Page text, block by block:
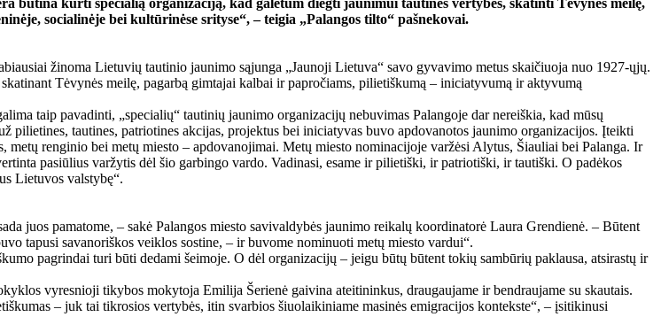
socialinėje bei kultūrinėse srityse“, – teigia „Palangos tilto“ pašnekovai.
žinoma Lietuvių tautinio jaunimo sąjunga „Jaunoji Lietuva“ savo gyvavimo metus skaičiuoja nuo 1927-ųjų.
Tėvynės meilę, pagarbą gimtajai kalbai ir papročiams, pilietiškumą – iniciatyvumą ir aktyvumą
taip pavadinti, „specialių“ tautinių jaunimo organizacijų nebuvimas Palangoje dar nereiškia, kad mūsų
pilietines, tautines, patriotines akcijas, projektus bei iniciatyvas buvo apdovanotos jaunimo organizacijos. Įteikti
renginio bei metų miesto – apdovanojimai. Metų miesto nominacijoje varžėsi Alytus, Šiauliai bei Palanga. Ir
pasiūlius varžytis dėl šio garbingo vardo. Vadinasi, esame ir pilietiški, ir patriotiški, ir tautiški. O padėkos
Lietuvos valstybę“.
juos pamatome, – sakė Palangos miesto savivaldybės jaunimo reikalų koordinatorė Laura Grendienė. – Būtent
tapusi savanoriškos veiklos sostine, – ir buvome nominuoti metų miesto vardui“.
pagrindai turi būti dedami šeimoje. O dėl organizacijų – jeigu būtų būtent tokių sambūrių paklausa, atsirastų ir
vyresnioji tikybos mokytoja Emilija Šerienė gaivina ateitininkus, draugaujame ir bendraujame su skautais.
– juk tai tikrosios vertybės, itin svarbios šiuolaikiniame masinės emigracijos kontekste“, – įsitikinusi